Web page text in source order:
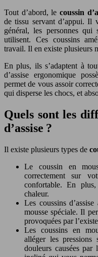
Tout d’abord, le coussin
de tissu servant d’appui. Il
général, les personnes qui
utilisent. Ces coussins
travail. Il en existe plusieurs
En plus, ils s’adaptent à
d’assise ergonomique
permet de vous assoir
qui disperse les chocs, et
Quels sont les
d’assise ?
Il existe plusieurs types de
Le coussin en
correctement sur
confortable. En
chaleur.
Les coussins
mousse spéciale. Il
provoquées par
Les coussins en
alléger les pressions
douleurs causées par